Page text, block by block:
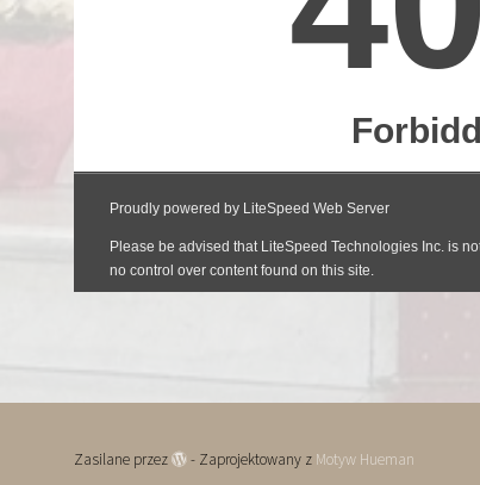
Zasilane przez - Zaprojektowany z Motyw Hueman